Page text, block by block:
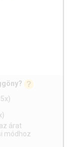
árat
módhoz